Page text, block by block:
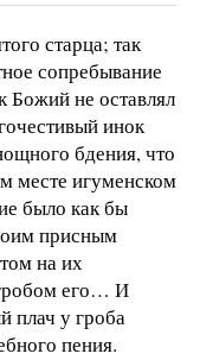
старца; так
сопребывание
Божий не оставлял
инок
бдения, что
месте игуменском
было как бы
присным
на их
его… И
плач у гроба
пения.